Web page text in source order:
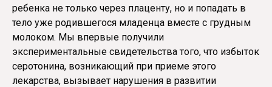
ребенка не только через плаценту, но и попадать в
тело уже родившегося младенца вместе с грудным
молоком. Мы впервые получили
экспериментальные свидетельства того, что избыток
серотонина, возникающий при приеме этого
лекарства, вызывает нарушения в развитии